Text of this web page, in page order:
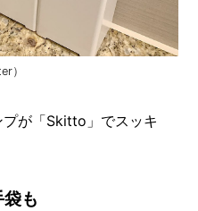
）
が「Skitto」でスッキ
も